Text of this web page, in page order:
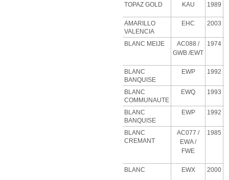
TOPAZ GOLD KAU 1989
AMARILLO
VALENCIA
EHC 2003
BLANC MEIJE AC088 /
GWB /EWT
1974
BLANC
BANQUISE
EWP 1992
BLANC
COMMUNAUTE
EWQ 1993
BLANC
BANQUISE
EWP 1992
BLANC
CREMANT
AC077 /
EWA /
FWE
1985
BLANC EWX 2000